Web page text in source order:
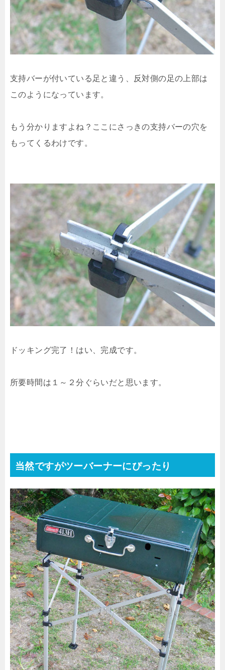
支持バーが付いている足と違う、反対側の足の上部は
このようになっています。
もう分かりますよね？ここにさっきの支持バーの穴を
もってくるわけです。
ドッキング完了！はい、完成です。
所要時間は１～２分ぐらいだと思います。
当然ですがツーバーナーにぴったり